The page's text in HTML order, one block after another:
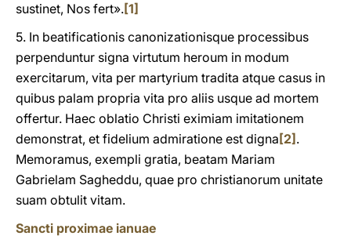
sustinet, Nos fert».[1]
5. In beatificationis canonizationisque processibus
perpenduntur signa virtutum heroum in modum
exercitarum, vita per martyrium tradita atque casus in
quibus palam propria vita pro aliis usque ad mortem
offertur. Haec oblatio Christi eximiam imitationem
demonstrat, et fidelium admiratione est digna [2] .
Memoramus, exempli gratia, beatam Mariam
Gabrielam Sagheddu, quae pro christianorum unitate
suam obtulit vitam.
Sancti proximae ianuae